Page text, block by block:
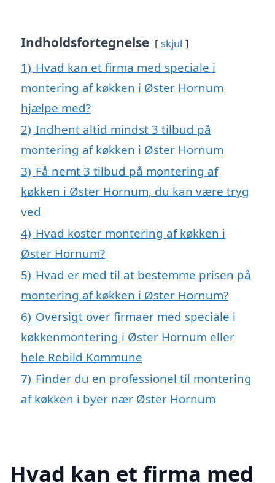
Indholdsfortegnelse skjul
1) Hvad kan et firma med speciale i
montering af køkken i Øster Hornum
hjælpe med?
2) Indhent altid mindst 3 tilbud på
montering af køkken i Øster Hornum
3) Få nemt 3 tilbud på montering af
køkken i Øster Hornum, du kan være tryg
ved
4) Hvad koster montering af køkken i
Øster Hornum?
5) Hvad er med til at bestemme prisen på
montering af køkken i Øster Hornum?
6) Oversigt over firmaer med speciale i
køkkenmontering i Øster Hornum eller
hele Rebild Kommune
7) Finder du en professionel til montering
af køkken i byer nær Øster Hornum
Hvad kan et firma med